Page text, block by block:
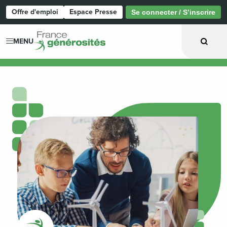
Offre d'emploi Espace Presse Se connecter / S’inscrire
MENU